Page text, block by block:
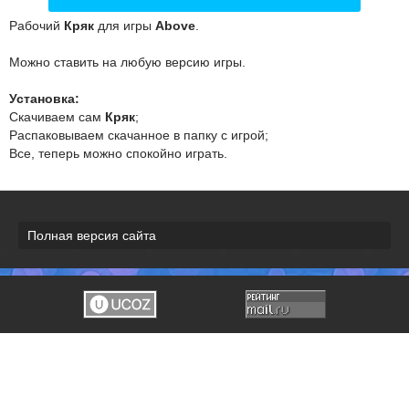
Рабочий Кряк для игры Above
Можно ставить на любую версию игры.
Установка:
Скачиваем сам Кряк;
Распаковываем скачанное в папку с игрой;
Все, теперь можно спокойно играть.
Полная версия сайта